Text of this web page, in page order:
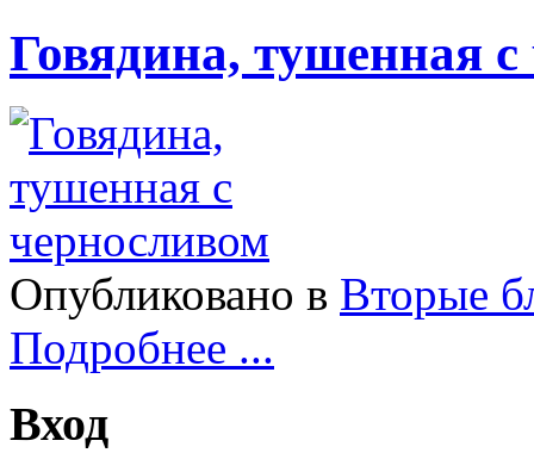
Говядина, тушенная
Опубликовано в Вторые
Подробнее ...
Вход